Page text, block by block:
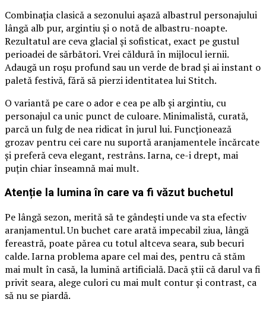
Combinația clasică a sezonului așază albastrul personajului
lângă alb pur, argintiu și o notă de albastru-noapte.
Rezultatul are ceva glacial și sofisticat, exact pe gustul
perioadei de sărbători. Vrei căldură în mijlocul iernii.
Adaugă un roșu profund sau un verde de brad și ai instant o
paletă festivă, fără să pierzi identitatea lui Stitch.
O variantă pe care o ador e cea pe alb și argintiu, cu
personajul ca unic punct de culoare. Minimalistă, curată,
parcă un fulg de nea ridicat în jurul lui. Funcționează
grozav pentru cei care nu suportă aranjamentele încărcate
și preferă ceva elegant, restrâns. Iarna, ce-i drept, mai
puțin chiar înseamnă mai mult.
Atenție la lumina în care va fi văzut buchetul
Pe lângă sezon, merită să te gândești unde va sta efectiv
aranjamentul. Un buchet care arată impecabil ziua, lângă
fereastră, poate părea cu totul altceva seara, sub becuri
calde. Iarna problema apare cel mai des, pentru că stăm
mai mult în casă, la lumină artificială. Dacă știi că darul va fi
privit seara, alege culori cu mai mult contur și contrast, ca
să nu se piardă.